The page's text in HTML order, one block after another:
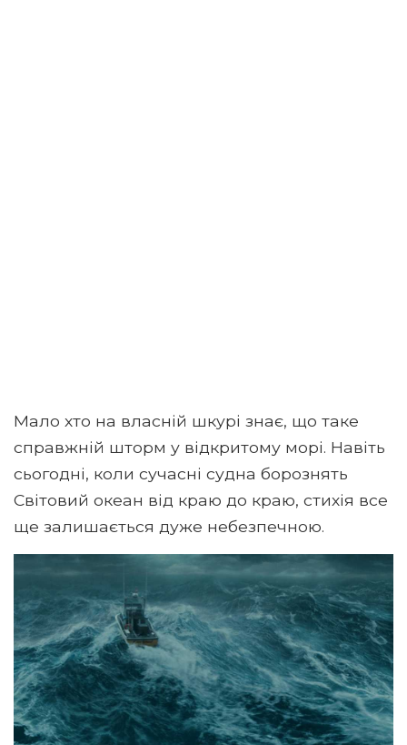
Мало хто на власній шкурі знає, що таке
справжній шторм у відкритому морі. Навіть
сьогодні, коли сучасні судна борознять
Світовий океан від краю до краю, стихія все
ще залишається дуже небезпечною.